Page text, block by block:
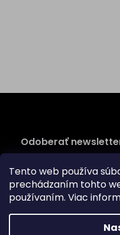
Tento web používa
prechádzaním tohto
používaním. Viac
t
Odoberať
Vložte svoj e-mail a my
o nových produktoch na
Email
Vložením e-mailu